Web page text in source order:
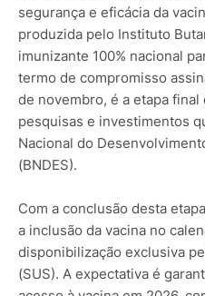
segurança e eficácia da
produzida pelo Instituto
imunizante 100% nacional
termo de compromisso
de novembro, é a etapa
pesquisas e investimentos
Nacional do
(BNDES).
Com a conclusão desta
a inclusão da vacina no
disponibilização exclusiva
(SUS). A expectativa é